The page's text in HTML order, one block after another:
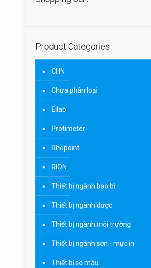
Product Categories
CHN
Chưa phân loại
Ellab
Protimeter
Rhopoint
RION
Thiết bị ngành bao bì
Thiết bị ngành dược
Thiết bị ngành môi trường
Thiết bị ngành sơn - mực in
Thiết bị so màu